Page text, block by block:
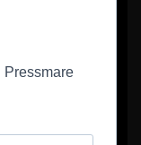
Pressmare